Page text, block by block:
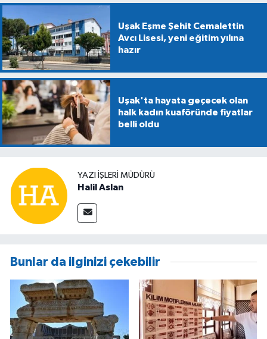
Uşak Eşme Şehit Cemalettin
Avcı Lisesi, yeni eğitim yılına
hazır
Uşak'ta hayata geçecek olan
halk kadın kuaföründe fiyatlar
belli oldu
YAZI İŞLERİ MÜDÜRÜ
Halil Aslan
Bunlar da ilginizi çekebilir